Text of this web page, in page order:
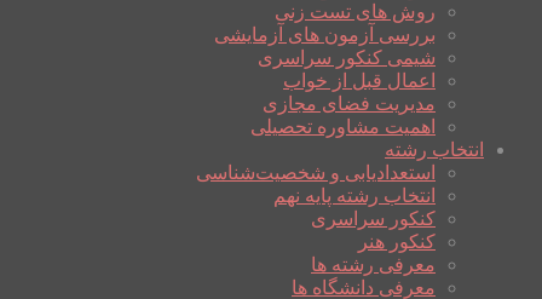
روش های تست زنی
بررسی آزمون های آزمایشی
شیمی کنکور سراسری
اعمال قبل از خواب
مدیریت فضای مجازی
اهمیت مشاوره تحصیلی
انتخاب رشته
استعدادیابی و شخصیت‌شناسی
انتخاب رشته پایه نهم
کنکور سراسری
کنکور هنر
معرفی رشته ها
معرفی دانشگاه ها